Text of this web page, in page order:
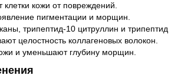
кожи от повреждений.
пигментации и морщин.
трипептид‑10 цитруллин и трипептид
целостность коллагеновых волокон.
и уменьшают глубину морщин.